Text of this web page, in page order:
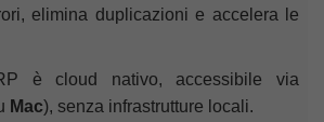
elimina duplicazioni e accelera le
è cloud nativo, accessibile via
Mac), senza infrastrutture locali.